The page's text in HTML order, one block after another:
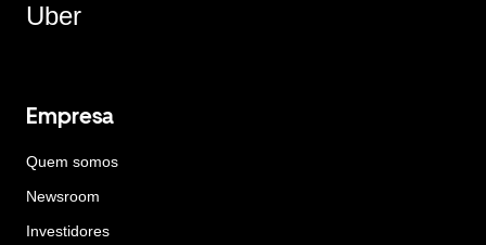
Uber
Empresa
Quem somos
Newsroom
Investidores